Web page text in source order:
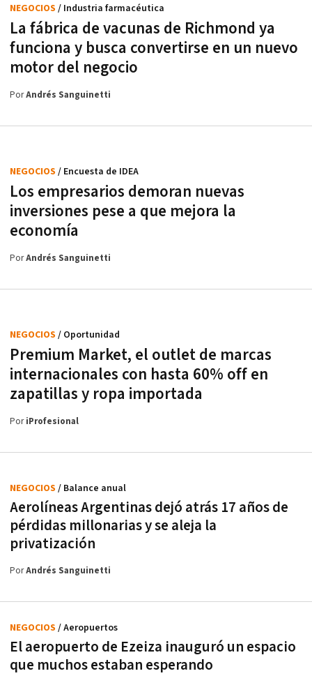
La fábrica de vacunas de Richmond ya
funciona y busca convertirse en un nuevo
motor del negocio
NEGOCIOS / Industria farmacéutica
PorAndrés Sanguinetti
Los empresarios demoran nuevas
inversiones pese a que mejora la
economía
NEGOCIOS / Encuesta de IDEA
PorAndrés Sanguinetti
Premium Market, el outlet de marcas
internacionales con hasta 60% off en
zapatillas y ropa importada
NEGOCIOS / Oportunidad
PoriProfesional
Aerolíneas Argentinas dejó atrás 17 años de
pérdidas millonarias y se aleja la
privatización
NEGOCIOS / Balance anual
PorAndrés Sanguinetti
El aeropuerto de Ezeiza inauguró un espacio
que muchos estaban esperando
NEGOCIOS / Aeropuertos